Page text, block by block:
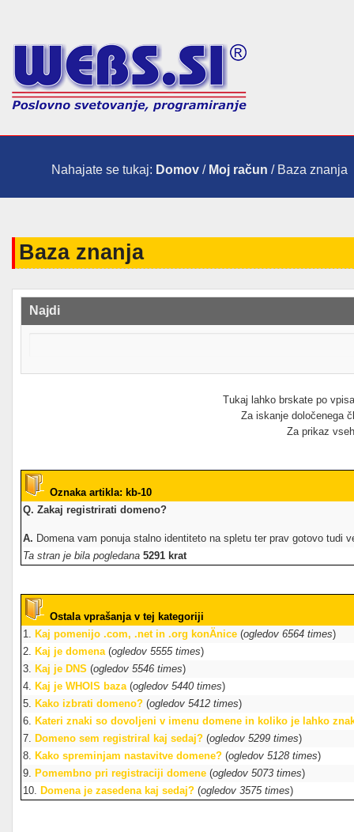
Nahajate se tukaj: Domov / Moj račun / Baza znanja
Baza znanja
Najdi
Tukaj lahko brskate po
Za iskanje določenega
Za prikaz
Oznaka artikla: kb-10
Q. Zakaj registrirati domeno?
A. Domena vam ponuja stalno identiteto na spletu ter prav gotovo tudi
Ta stran je bila pogledana 5291 krat
Ostala vprašanja v tej kategoriji
1. Kaj pomenijo .com, .net in .org konÄnice (ogledov 6564 times)
2. Kaj je domena(ogledov 5555 times)
3. Kaj je DNS (ogledov 5546 times)
4. Kaj je WHOIS baza(ogledov 5440 times)
5. Kako izbrati domeno? (ogledov 5412 times)
6. Kateri znaki so dovoljeni v imenu domene in koliko je lahko
7. Domeno sem registriral kaj sedaj? (ogledov 5299 times)
8. Kako spreminjam nastavitve domene? (ogledov 5128 times)
9. Pomembno pri registraciji domene (ogledov 5073 times)
10. Domena je zasedena kaj sedaj? (ogledov 3575 times)